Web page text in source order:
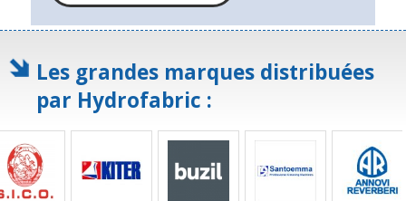
Les grandes marques distribuées
par Hydrofabric :